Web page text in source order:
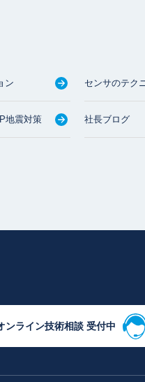
ン センサのテク
地震対策 社長ブログ
ンライン技術相談 受付中